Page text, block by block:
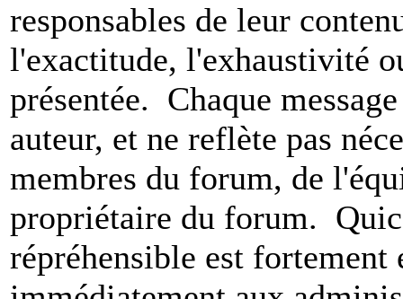
responsables de leur
l'exactitude, l'exhaustivité
présentée. Chaque
auteur, et ne reflète pas
membres du forum, de
propriétaire du forum.
répréhensible est